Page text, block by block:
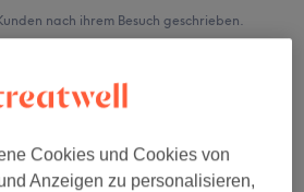
nach ihrem Besuch geschrieben.
Cookies und Cookies von
Anzeigen zu personalisieren,